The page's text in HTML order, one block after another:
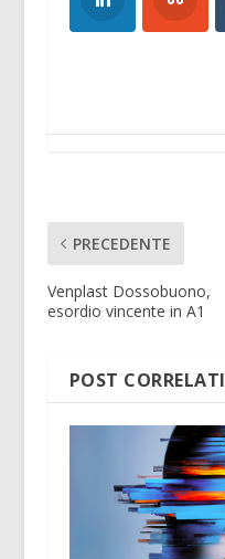
PRECEDENTE
Venplast Dossobuono,
esordio vincente in A1
POST CORRELATI